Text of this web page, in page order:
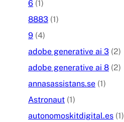
6 (1)
8883 (1)
9 (4)
adobe generative ai 3 (2)
adobe generative ai 8 (2)
annasassistans.se (1)
Astronaut (1)
autonomoskitdigital.es (1)